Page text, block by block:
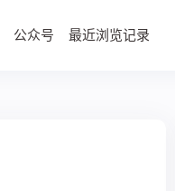
公众号 最近浏览记录